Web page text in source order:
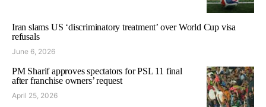
Iran slams US ‘discriminatory treatment’ over World Cup visa
refusals
June 6, 2026
PM Sharif approves spectators for PSL 11 final
after franchise owners’ request
April 25, 2026